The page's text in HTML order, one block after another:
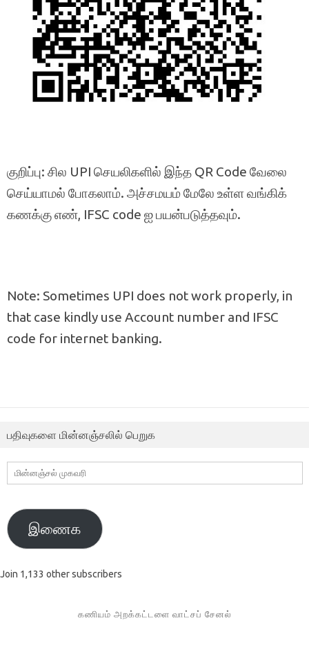
குறிப்பு: சில UPI செயலிகளில் இந்த QR Code வேலை
செய்யாமல் போகலாம். அச்சமயம் மேலே உள்ள வங்கிக்
கணக்கு எண், IFSC code ஐ பயன்படுத்தவும்.
Note: Sometimes UPI does not work properly, in
that case kindly use Account number and IFSC
code for internet banking.
பதிவுகளை மின்னஞ்சலில் பெறுக
மின்னஞ்சல்
முகவரி
இணைக
Join 1,133 other subscribers
கணியம் அறக்கட்டளை வாட்சப் சேனல்